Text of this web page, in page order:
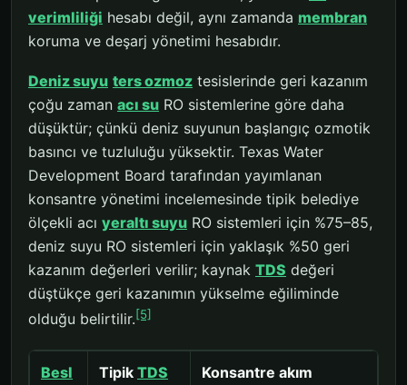
verimliliği hesabı değil, aynı zamanda membran
koruma ve deşarj yönetimi hesabıdır.
Deniz suyu ters ozmoz tesislerinde geri kazanım
çoğu zaman acı su RO sistemlerine göre daha
düşüktür; çünkü deniz suyunun başlangıç ozmotik
basıncı ve tuzluluğu yüksektir. Texas Water
Development Board tarafından yayımlanan
konsantre yönetimi incelemesinde tipik belediye
ölçekli acı yeraltı suyu RO sistemleri için %75–85,
deniz suyu RO sistemleri için yaklaşık %50 geri
kazanım değerleri verilir; kaynak TDS değeri
düştükçe geri kazanımın yükselme eğiliminde
olduğu belirtilir.[5]
Besl
Tipik TDS
Konsantre akım